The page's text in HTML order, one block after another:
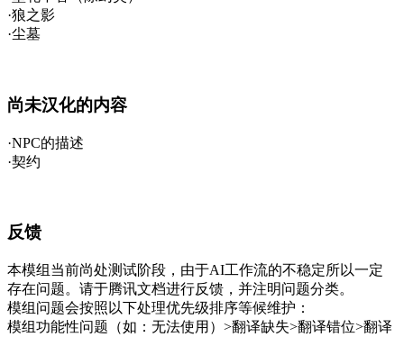
·狼之影
·尘墓
尚未汉化的内容
·NPC的描述
·契约
反馈
本模组当前尚处测试阶段，由于AI工作流的不稳定所以一定
存在问题。请于腾讯文档进行反馈，并注明问题分类。
模组问题会按照以下处理优先级排序等候维护：
模组功能性问题（如：无法使用）>翻译缺失>翻译错位>翻译